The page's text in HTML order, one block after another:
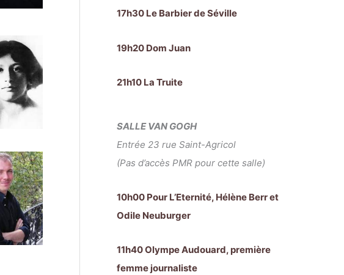
17h30 Le Barbier de Séville
19h20 Dom Juan
21h10 La Truite
SALLE VAN GOGH
Entrée 23 rue Saint-Agricol
(Pas d’accès PMR pour cette salle)
10h00 Pour L’Eternité, Hélène Berr et
Odile Neuburger
11h40 Olympe Audouard, première
femme journaliste